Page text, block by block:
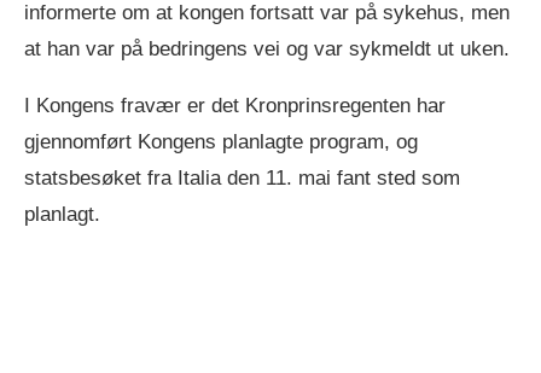
informerte om at kongen fortsatt var på sykehus, men
at han var på bedringens vei og var sykmeldt ut uken.
I Kongens fravær er det Kronprinsregenten har
gjennomført Kongens planlagte program, og
statsbesøket fra Italia den 11. mai fant sted som
planlagt.